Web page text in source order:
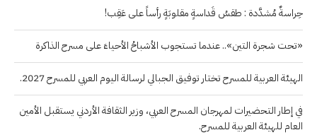
حِراسةٌ مُشدَّدة : طقسُ قَداسةٍ مقلوبَةٍ رأساً على عَقِب!
«تحت شجرة التين».. عندما تستجوب الأشباحُ الأحياءَ على مسرح الذاكرة
الهيئة العربية للمسرح تختار توفيق الجبالي لرسالة اليوم العربي للمسرح 2027.
في إطار التحضيرات لمهرجان المسرح العربي، وزير الثقافة الأردني يستقبل الأمين
العام للهيئة العربية للمسرح.